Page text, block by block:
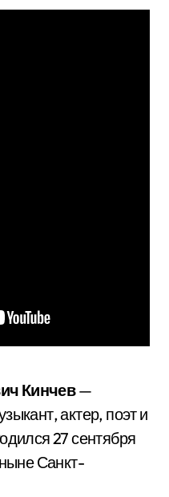
Кинчев—
актер, поэт и
27 сентября
Санкт-